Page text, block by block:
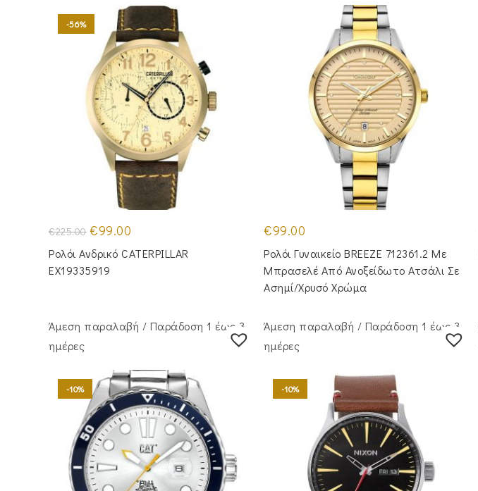
-56%
€225.00 Original
price
was:
€225.00.
€99.00
τιμή
είναι:
Ρολόι Ανδρικό CATERPILLAR
EX19335919
€99.00
Ρολόι Γυναικείο BREEZE 712361.2 Με
Μπρασελέ Από Ανοξείδωτο Ατσάλι Σε
Ασημί/Χρυσό Χρώμα
Άμεση παραλαβή / Παράδoση 1 έως 3
ημέρες
-10%
Άμεση παραλαβή / Παράδoση 1 έως 3
ημέρες
-10%